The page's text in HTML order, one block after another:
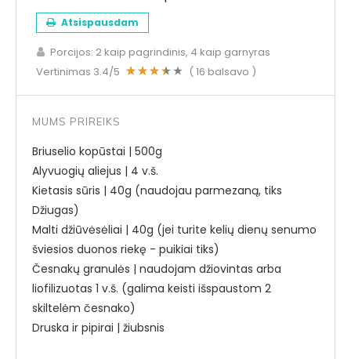
Atsispausdam
Porcijos: 2 kaip pagrindinis, 4 kaip garnyras
Vertinimas 3.4/5 (16 balsavo )
MUMS PRIREIKS
Briuselio kopūstai | 500g
Alyvuogių aliejus | 4 v.š.
Kietasis sūris | 40g (naudojau parmezaną, tiks
Džiugas)
Malti džiūvėsėliai | 40g (jei turite kelių dienų senumo
šviesios duonos riekę - puikiai tiks)
Česnakų granulės | naudojam džiovintas arba
liofilizuotas 1 v.š. (galima keisti išspaustom 2
skiltelėm česnako)
Druska ir pipirai | žiubsnis